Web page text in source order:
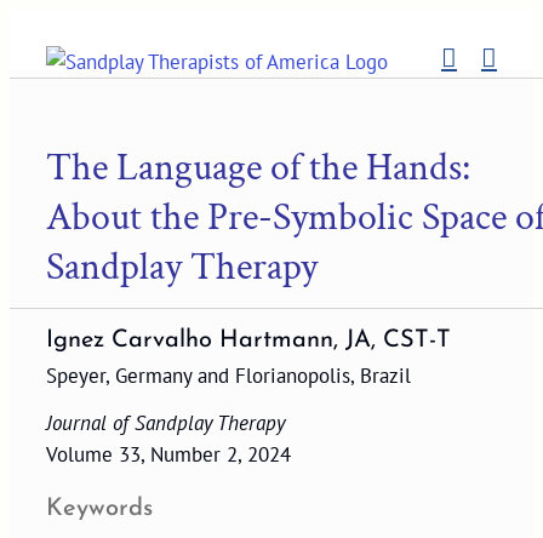
content
The Language of the Hands:
About the Pre-Symbolic Space
Sandplay Therapy
Ignez Carvalho Hartmann, JA, CST-T
Speyer, Germany and Florianopolis, Brazil
Journal of Sandplay Therapy
Volume 33, Number 2, 2024
Keywords